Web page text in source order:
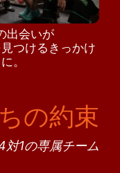
出会いが
つけるきっかけ
に。
の約束
対1の専属チーム